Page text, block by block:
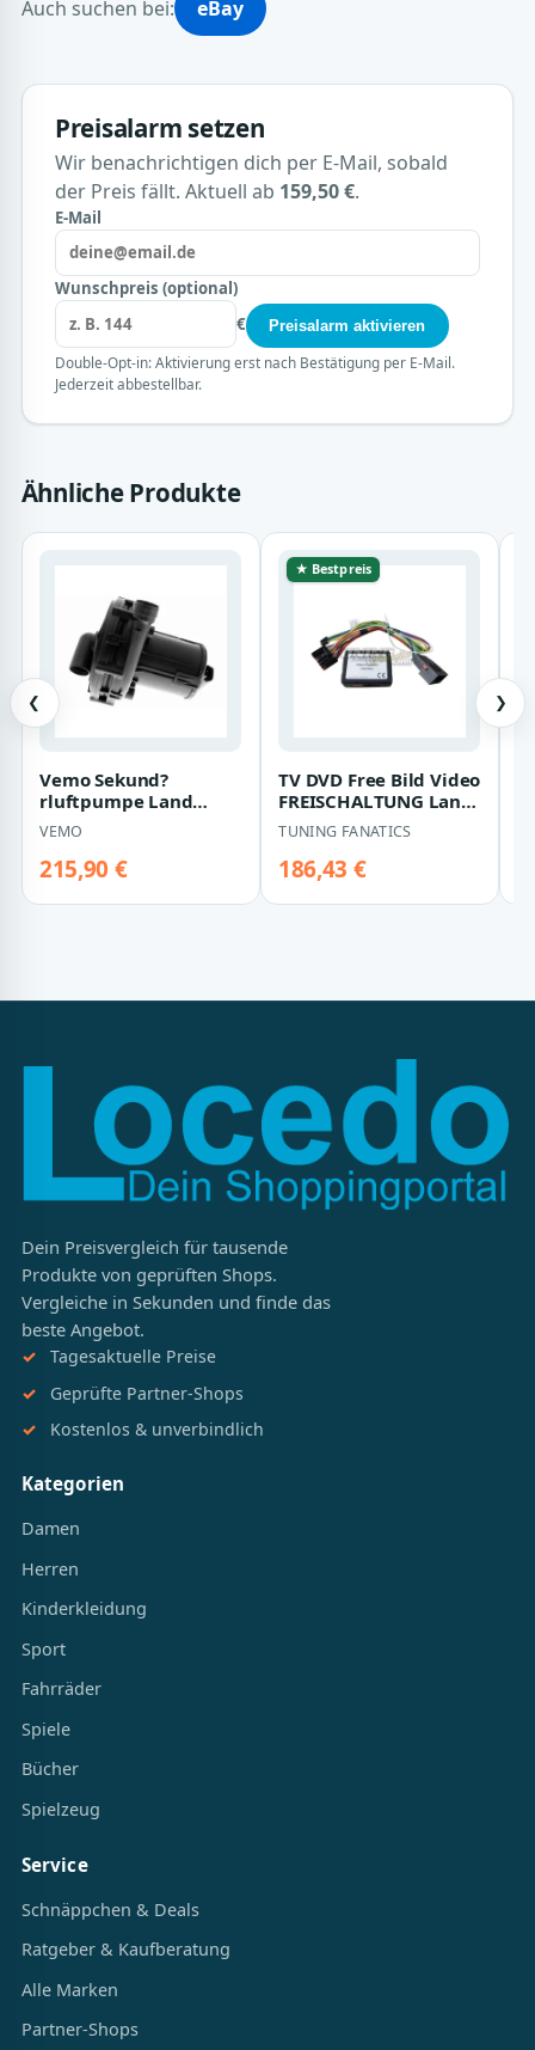
Auch suchen bei: eBay
Preisalarm setzen
Wir benachrichtigen dich per E-Mail, sobald
der Preis fällt. Aktuell ab 159,50 €.
E-Mail
Wunschpreis (optional)
€
Preisalarm aktivieren
Double-Opt-in: Aktivierung erst nach Bestätigung per E-Mail.
Jederzeit abbestellbar.
Ähnliche Produkte
❮
Vemo Sekund?
rluftpumpe Land
Rover Range Rover 3
4,4
VEMO
215,90 €
★ Bestpreis
TV DVD Free Bild Video
FREISCHALTUNG Land
Range für Rover Touch
Screen…
TUNING FANATICS
186,43 €
❯
Dein Preisvergleich für tausende
Produkte von geprüften Shops.
Vergleiche in Sekunden und finde das
beste Angebot.
Tagesaktuelle Preise
Geprüfte Partner-Shops
Kostenlos & unverbindlich
Kategorien
Damen
Herren
Kinderkleidung
Sport
Fahrräder
Spiele
Bücher
Spielzeug
Service
Schnäppchen & Deals
Ratgeber & Kaufberatung
Alle Marken
Partner-Shops